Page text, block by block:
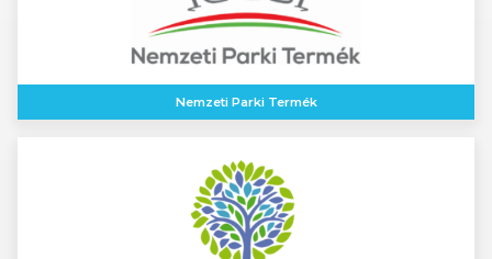
Nemzeti Parki Termék